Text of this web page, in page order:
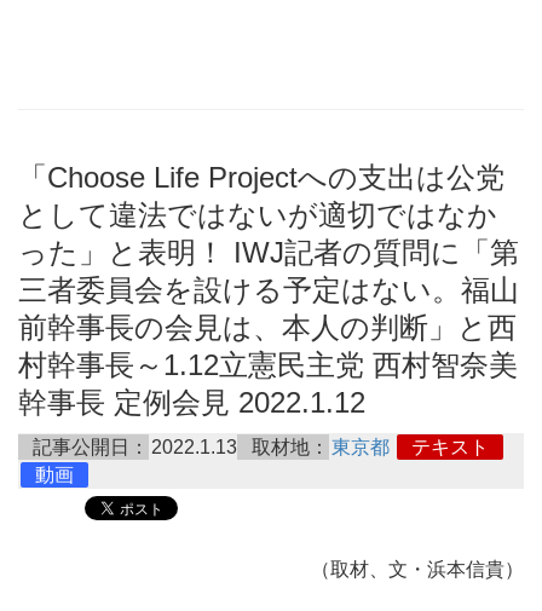
「Choose Life Projectへの支出は公党
として違法ではないが適切ではなか
った」と表明！ IWJ記者の質問に「第
三者委員会を設ける予定はない。福山
前幹事長の会見は、本人の判断」と西
村幹事長～1.12立憲民主党 西村智奈美
幹事長 定例会見 2022.1.12
記事公開日： 2022.1.13 取材地： 東京都
テキスト
動画
（取材、文・浜本信貴）